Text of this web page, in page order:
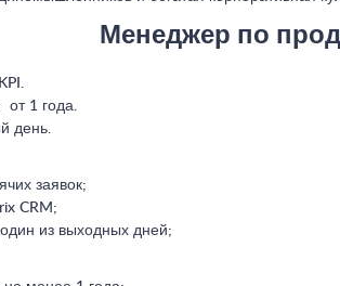
Менеджер по
1 года.
день.
заявок;
CRM;
из выходных дней;